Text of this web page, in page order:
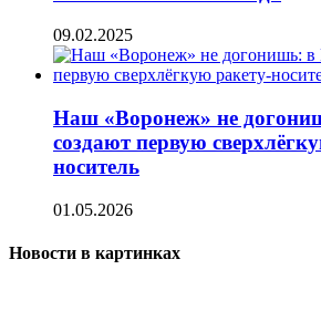
09.02.2025
Наш «Воронеж» не
создают первую
носитель
01.05.2026
Новости в картинках